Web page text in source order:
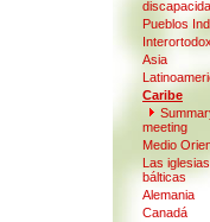
Pueblos
Intero
Asia
Caribe
Summar
meeting
Medio
Las
bálticas
Alemania
Canadá